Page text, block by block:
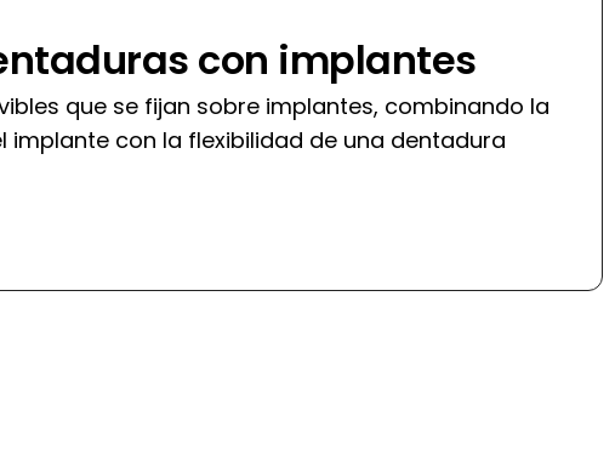
con implantes
que se fijan sobre implantes, combinando la
implante con la flexibilidad de una dentadura